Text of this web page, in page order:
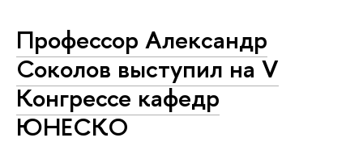
Профессор Александр
Соколов выступил на V
Конгрессе кафедр
ЮНЕСКО